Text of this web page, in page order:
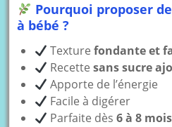
Pourquoi proposer
à bébé ?
Texture fondante et
Recette sans sucre
Apporte de l’énergie
Facile à digérer
Parfaite dès 6 à 8 mois